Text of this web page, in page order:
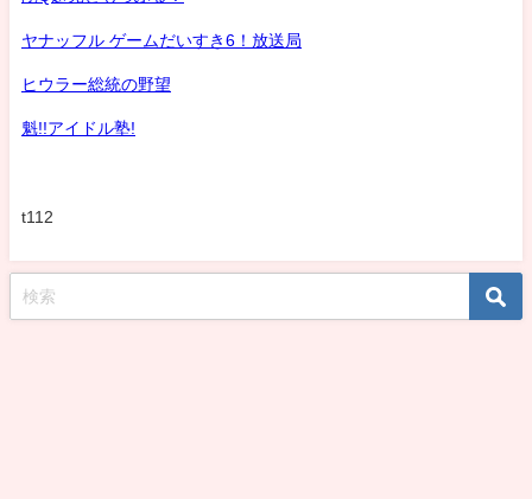
ヤナッフル ゲームだいすき6！放送局
ヒウラー総統の野望
魁!!アイドル塾!
t112